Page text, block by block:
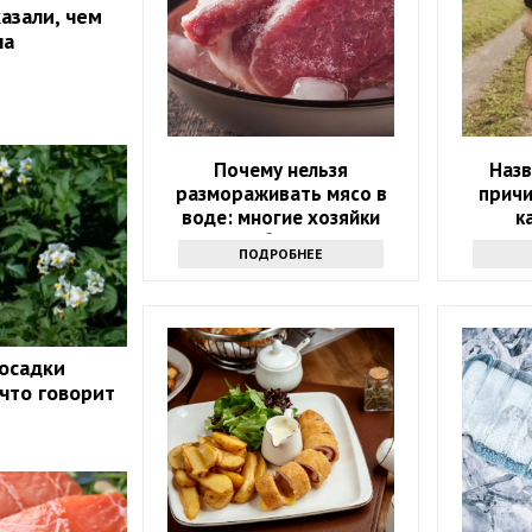
чем
говорит
Почему нельзя
размораживать мясо в
воде: многие хозяйки
впервые об этом слышат
ПОДРОБНЕЕ